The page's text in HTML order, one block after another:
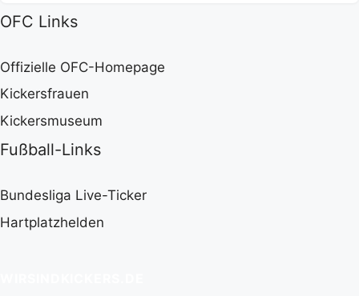
OFC Links
Offizielle OFC-Homepage
Kickersfrauen
Kickersmuseum
Fußball-Links
Bundesliga Live-Ticker
Hartplatzhelden